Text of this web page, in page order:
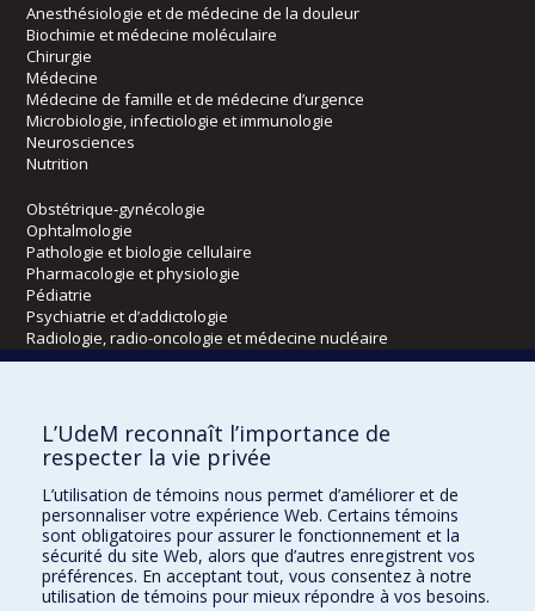
Anesthésiologie et de médecine de la douleur
Biochimie et médecine moléculaire
Chirurgie
Médecine
Médecine de famille et de médecine d’urgence
Microbiologie, infectiologie et immunologie
Neurosciences
Nutrition
Obstétrique-gynécologie
Ophtalmologie
Pathologie et biologie cellulaire
Pharmacologie et physiologie
Pédiatrie
Psychiatrie et d’addictologie
Radiologie, radio-oncologie et médecine nucléaire
Kinésiologie et des sciences de l’activité physique
Orthophonie et audiologie
Réadaptation
Directions
DPC
L’UdeM reconnaît l’importance de
respecter la vie privée
L’utilisation de témoins nous permet d’améliorer et de
personnaliser votre expérience Web. Certains témoins
sont obligatoires pour assurer le fonctionnement et la
sécurité du site Web, alors que d’autres enregistrent vos
préférences. En acceptant tout, vous consentez à notre
utilisation de témoins pour mieux répondre à vos besoins.